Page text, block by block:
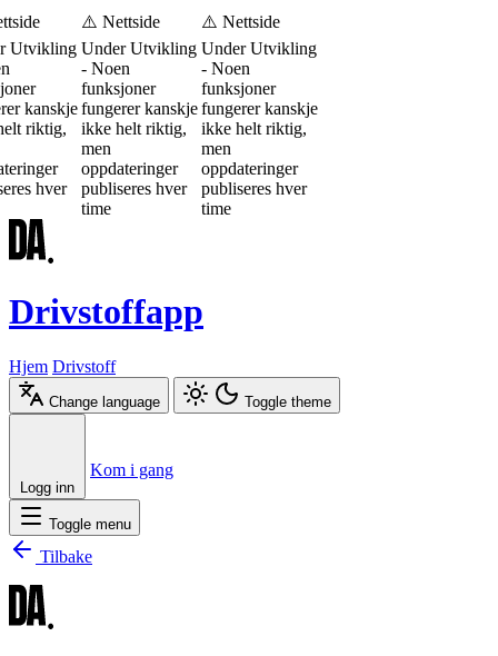
Utvikling
kanskje
riktig,
hver
⚠️ Nettside
Under Utvikling
- Noen
funksjoner
fungerer kanskje
ikke helt riktig,
men
oppdateringer
publiseres hver
time
⚠️ Nettside
Under Utvikling
- Noen
funksjoner
fungerer kanskje
ikke helt riktig,
men
oppdateringer
publiseres hver
time
Drivstoffapp
Hjem Drivstoff
Change language Toggle theme
Logg inn
Kom i gang
Toggle menu
Tilbake